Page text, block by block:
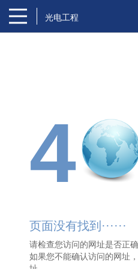
光电工程
4
页面没有找到······
请检查您访问的网址是否正确,
如果您不能确认访问的网址